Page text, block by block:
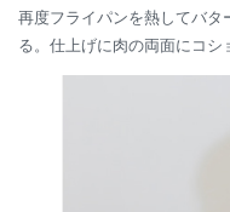
再度フライパンを熱してバ
る。仕上げに肉の両面にコシ